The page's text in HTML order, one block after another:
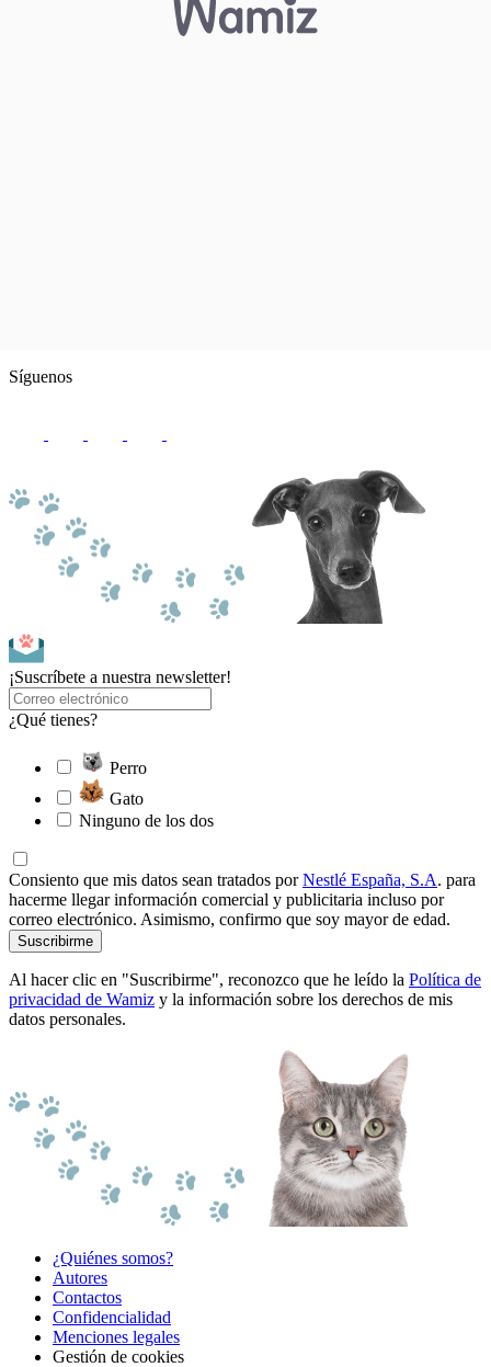
Síguenos
¡Suscríbete a nuestra newsletter!
¿Qué tienes?
Perro
Gato
Ninguno de los dos
Consiento que mis datos sean tratados porNestlé España, S.A. para
hacerme llegar información comercial y publicitaria incluso por
correo electrónico. Asimismo, confirmo que soy mayor de edad.
Suscribirme
Al hacer clic en "Suscribirme", reconozco que he leído la Política de
privacidad de Wamiz y la información sobre los derechos de mis
datos personales.
¿Quiénes somos?
Autores
Contactos
Confidencialidad
Menciones legales
Gestión de cookies